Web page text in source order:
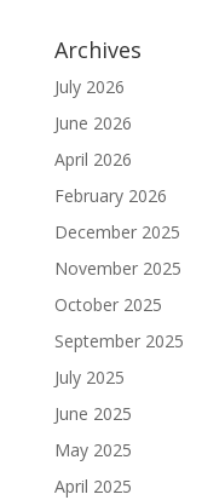
Archives
July 2026
June 2026
April 2026
February 2026
December 2025
November 2025
October 2025
September 2025
July 2025
June 2025
May 2025
April 2025